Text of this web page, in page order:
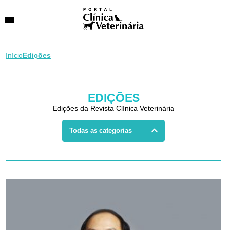
Entidades
VetAgenda
Início Edições
EDIÇÕES
Edições da Revista Clínica Veterinária
Todas as categorias